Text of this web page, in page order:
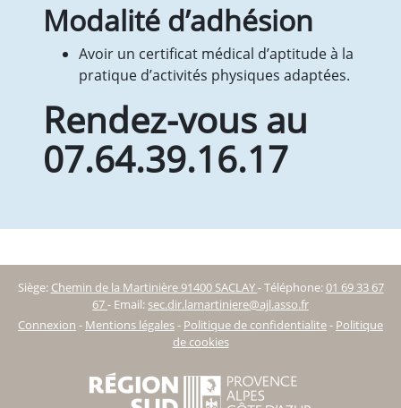
Modalité d’adhésion
Avoir un certificat médical d’aptitude à la
pratique d’activités physiques adaptées.
Rendez-vous au
07.64.39.16.17
Siège: Chemin de la Martinière 91400 SACLAY-Téléphone:01 69 33 67
67- Email: sec.dir.lamartiniere@ajl.asso.fr
Connexion - Mentions légales- Politique de confidentialite- Politique
de cookies